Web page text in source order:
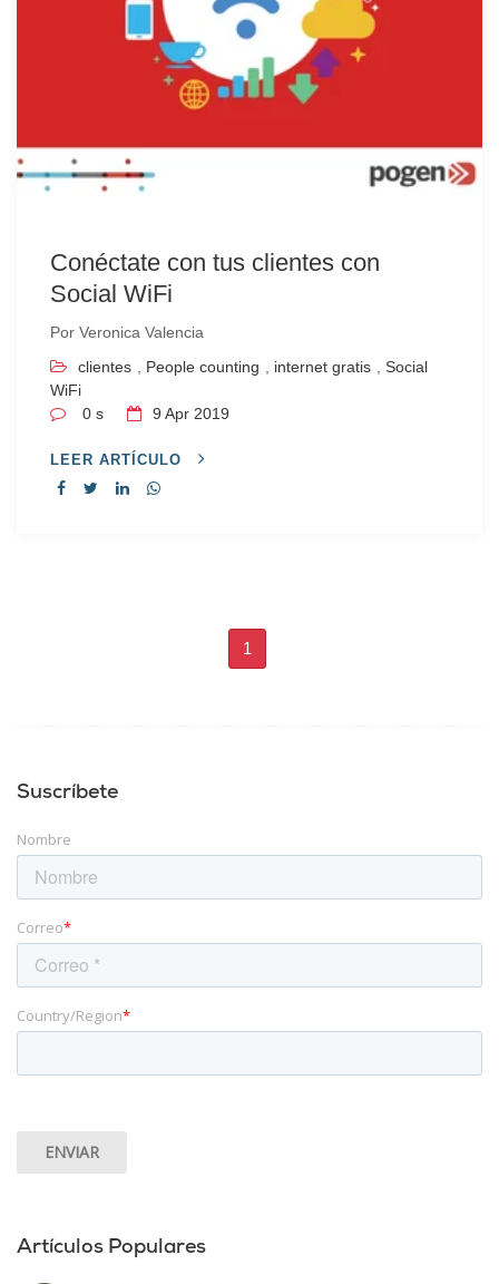
Conéctate con tus clientes con
Social WiFi
Por Veronica Valencia
clientes
People counting internet gratis
Social
WiFi
0 s
9 Apr 2019
LEER ARTÍCULO
1
Suscríbete
Nombre
Correo*
Country/Region*
Artículos Populares